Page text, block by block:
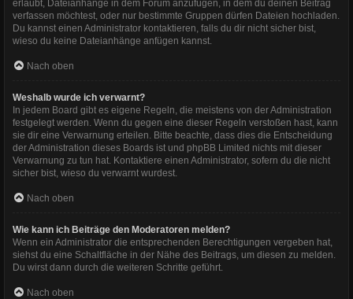
erlaubt, Dateianhänge in dem Forum anzufügen, in dem du deinen Beitrag
verfassen möchtest, oder nur bestimmte Gruppen dürfen Dateien hochladen.
Du kannst einen Administrator kontaktieren, falls du dir nicht sicher bist,
wieso du keine Dateianhänge anfügen kannst.
Nach oben
Weshalb wurde ich verwarnt?
In jedem Board gibt es eigene Regeln, die meistens von der Administration
festgelegt werden. Wenn du gegen eine dieser Regeln verstoßen hast, kann
sie dir eine Verwarnung erteilen. Bitte beachte, dass dies die Entscheidung
der Administration dieses Boards ist und phpBB Limited nichts mit dieser
Verwarnung zu tun hat. Kontaktiere einen Administrator, sofern du die nicht
sicher bist, wieso du verwarnt wurdest.
Nach oben
Wie kann ich Beiträge den Moderatoren melden?
Wenn ein Administrator die entsprechenden Berechtigungen vergeben hat,
siehst du eine Schaltfläche in der Nähe des Beitrags, um diesen zu melden.
Du wirst dann durch die weiteren Schritte geführt.
Nach oben